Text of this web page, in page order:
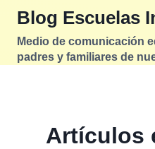
Blog Escuelas
Medio de comunicación
padres y familiares de
Artículos